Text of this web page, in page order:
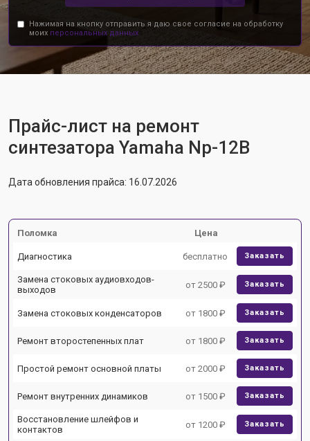
Нажимая на кнопку отправить я даю свое согласие на обработку
моих персональных данных.
Прайс-лист на ремонт
синтезатора Yamaha Np-12B
Дата обновления прайса: 16.07.2026
Поломка Цена
Диагностика бесплатно Заказать
Замена стоковых аудиовходов-
выходов
от 2500 ₽ Заказать
Замена стоковых конденсаторов от 1800 ₽ Заказать
Ремонт второстепенных плат от 1800 ₽ Заказать
Простой ремонт основной платы от 2000 ₽ Заказать
Ремонт внутренних динамиков от 1500 ₽ Заказать
Восстановление шлейфов и
контактов
от 1200 ₽ Заказать